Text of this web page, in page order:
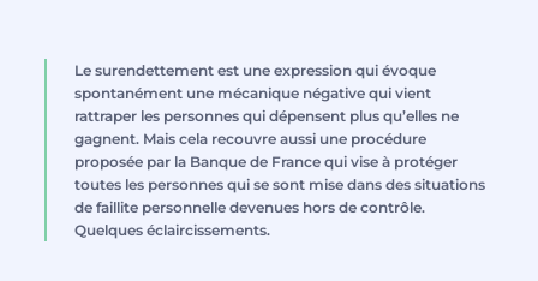
Le surendettement est une expression qui évoque
spontanément une mécanique négative qui vient
rattraper les personnes qui dépensent plus qu’elles ne
gagnent. Mais cela recouvre aussi une procédure
proposée par la Banque de France qui vise à protéger
toutes les personnes qui se sont mise dans des situations
de faillite personnelle devenues hors de contrôle.
Quelques éclaircissements.